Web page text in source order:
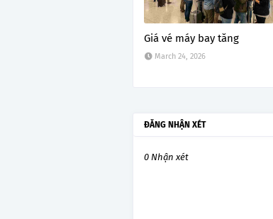
Giá vé máy bay tăng
March 24, 2026
ĐĂNG NHẬN XÉT
0 Nhận xét